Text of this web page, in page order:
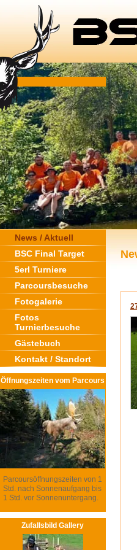
News / Aktuell
BSC Final Target
5erl Turniere
Parcoursbesuche
Fotogalerie
Fotos
Turnierbesuche
Gästebuch
Kontakt / Standort
Öffnungszeiten vom Parcours
Parcoursöffnungszeiten von 1
Std. nach Sonnenaufgang bis
1 Std. vor Sonnenuntergang.
Zufallsbild Gallery